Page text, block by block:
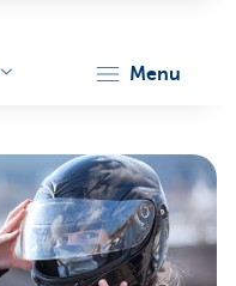
menu